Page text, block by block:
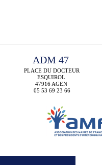
ADM 47
PLACE DU DOCTEUR
ESQUIROL
47916 AGEN
05 53 69 23 66